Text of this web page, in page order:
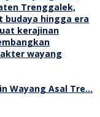
Wayang Asal Tre…